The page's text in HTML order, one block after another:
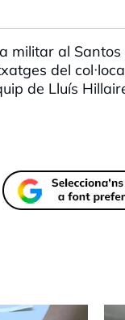
militar al Santos
del
de Lluís